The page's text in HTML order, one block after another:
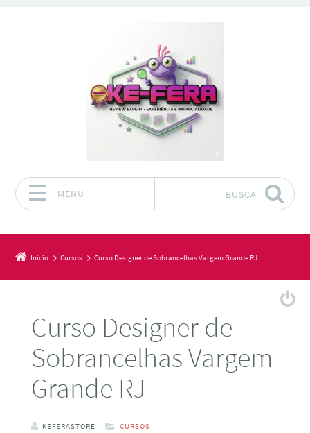
MENU BUSCA
Início Cursos Curso Designer de Sobrancelhas Vargem Grande RJ
Curso Designer de
Sobrancelhas Vargem
Grande RJ
KEFERASTORE CURSOS